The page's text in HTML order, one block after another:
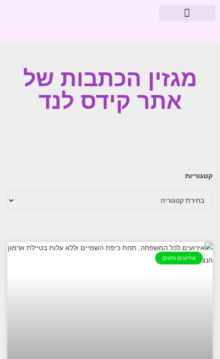
מגזין הכתבות של
אתר קידס לנד
קטגוריות
אירועים וחגים